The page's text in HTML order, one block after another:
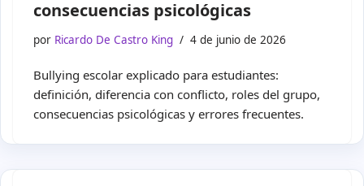
consecuencias psicológicas
por Ricardo De Castro King 4 de junio de 2026
Bullying escolar explicado para estudiantes:
definición, diferencia con conflicto, roles del grupo,
consecuencias psicológicas y errores frecuentes.